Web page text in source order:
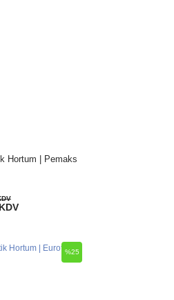
Hortum | Pemaks
%25